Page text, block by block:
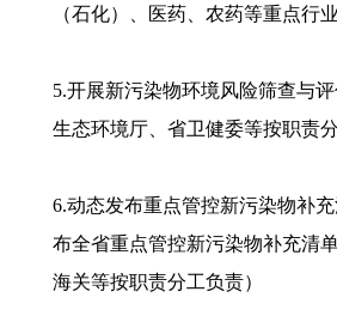
（石化）、医药、农药等重点行
5.开展新污染物环境风险筛查与
生态环境厅、省卫健委等按职责分
6.动态发布重点管控新污染物补
布全省重点管控新污染物补充清
海关等按职责分工负责）